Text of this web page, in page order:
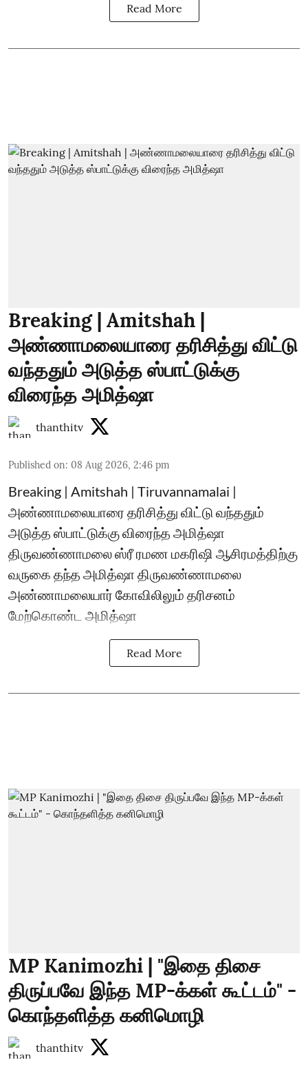
Read More
Breaking | Amitshah |
அண்ணாமலையாரை தரிசித்து விட்டு
வந்ததும் அடுத்த ஸ்பாட்டுக்கு
விரைந்த அமித்ஷா
thanthitv
Published on: 08 Aug 2026, 2:46 pm
Breaking | Amitshah | Tiruvannamalai |
அண்ணாமலையாரை தரிசித்து விட்டு வந்ததும்
அடுத்த ஸ்பாட்டுக்கு விரைந்த அமித்ஷா
திருவண்ணாமலை ஸ்ரீ ரமண மகரிஷி ஆசிரமத்திற்கு
வருகை தந்த அமித்ஷா திருவண்ணாமலை
அண்ணாமலையார் கோவிலிலும் தரிசனம்
மேற்கொண்ட அமித்ஷா
Read More
MP Kanimozhi | "இதை திசை
திருப்பவே இந்த MP-க்கள் கூட்டம்" -
கொந்தளித்த கனிமொழி
thanthitv